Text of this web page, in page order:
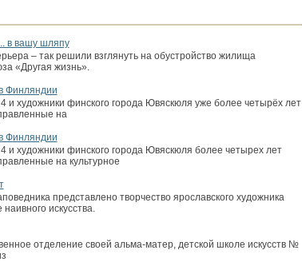
в вашу шляпу
– так решили взглянуть на обустройство жилища
«Другая жизнь».
Финляндии
и художники финского города Ювяскюля уже более четырёх лет
на
Финляндии
и художники финского города Ювяскюля более четырех лет
на культурное
представлено творчество ярославского художника
искусства.
отделение своей альма-матер, детской школе искусств №